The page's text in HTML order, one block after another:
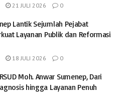
21 JULI 2026 0
Lantik Sejumlah Pejabat
Layanan Publik dan Reformasi
18 JULI 2026 0
Moh. Anwar Sumenep, Dari
hingga Layanan Penuh